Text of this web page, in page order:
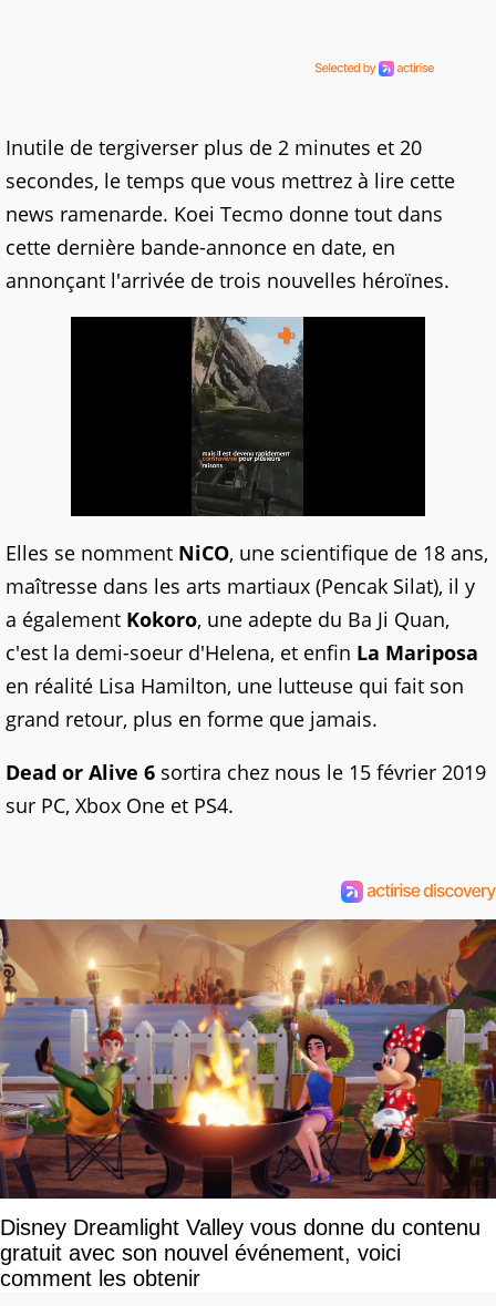
Inutile de tergiverser plus de 2 minutes et 20
secondes, le temps que vous mettrez à lire cette
news ramenarde. Koei Tecmo donne tout dans
cette dernière bande-annonce en date, en
annonçant l'arrivée de trois nouvelles héroïnes.
Elles se nomment NiCO, une scientifique de 18 ans,
maîtresse dans les arts martiaux (Pencak Silat), il y
a également Kokoro, une adepte du Ba Ji Quan,
c'est la demi-soeur d'Helena, et enfin La Mariposa
en réalité Lisa Hamilton, une lutteuse qui fait son
grand retour, plus en forme que jamais.
Dead or Alive 6 sortira chez nous le 15 février 2019
sur PC, Xbox One et PS4.
Disney Dreamlight Valley vous donne du contenu
gratuit avec son nouvel événement, voici
comment les obtenir